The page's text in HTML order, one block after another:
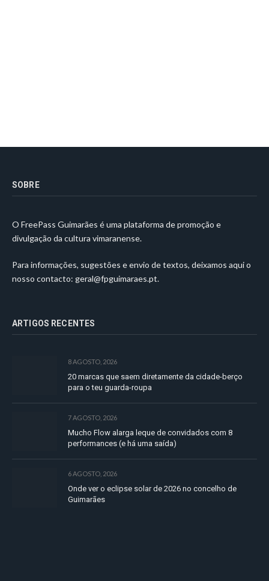
SOBRE
O FreePass Guimarães é uma plataforma de promoção e
divulgação da cultura vimaranense.
Para informações, sugestões e envio de textos, deixamos aqui o
nosso contacto: geral@fpguimaraes.pt.
ARTIGOS RECENTES
8 AGOSTO, 2026
20 marcas que saem diretamente da cidade-berço
para o teu guarda-roupa
7 AGOSTO, 2026
Mucho Flow alarga leque de convidados com 8
performances (e há uma saída)
6 AGOSTO, 2026
Onde ver o eclipse solar de 2026 no concelho de
Guimarães